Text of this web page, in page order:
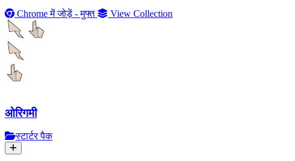
Chrome में जोड़ें - मुफ्त
View Collection
ओरिगमी
स्टार्टर पैक